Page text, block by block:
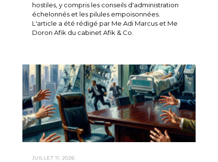
hostiles, y compris les conseils d'administration
échelonnés et les pilules empoisonnées.
L'article a été rédigé par Me Adi Marcus et Me
Doron Afik du cabinet Afik & Co.
JUILLET 11, 2026